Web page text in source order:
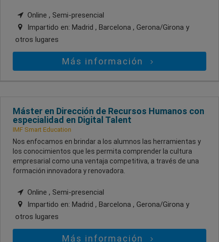
Online , Semi-presencial
Impartido en: Madrid , Barcelona , Gerona/Girona y
otros lugares
Más información
Máster en Dirección de Recursos Humanos con
especialidad en Digital Talent
IMF Smart Education
Nos enfocamos en brindar a los alumnos las herramientas y
los conocimientos que les permita comprender la cultura
empresarial como una ventaja competitiva, a través de una
formación innovadora y renovadora.
Online , Semi-presencial
Impartido en: Madrid , Barcelona , Gerona/Girona y
otros lugares
Más información